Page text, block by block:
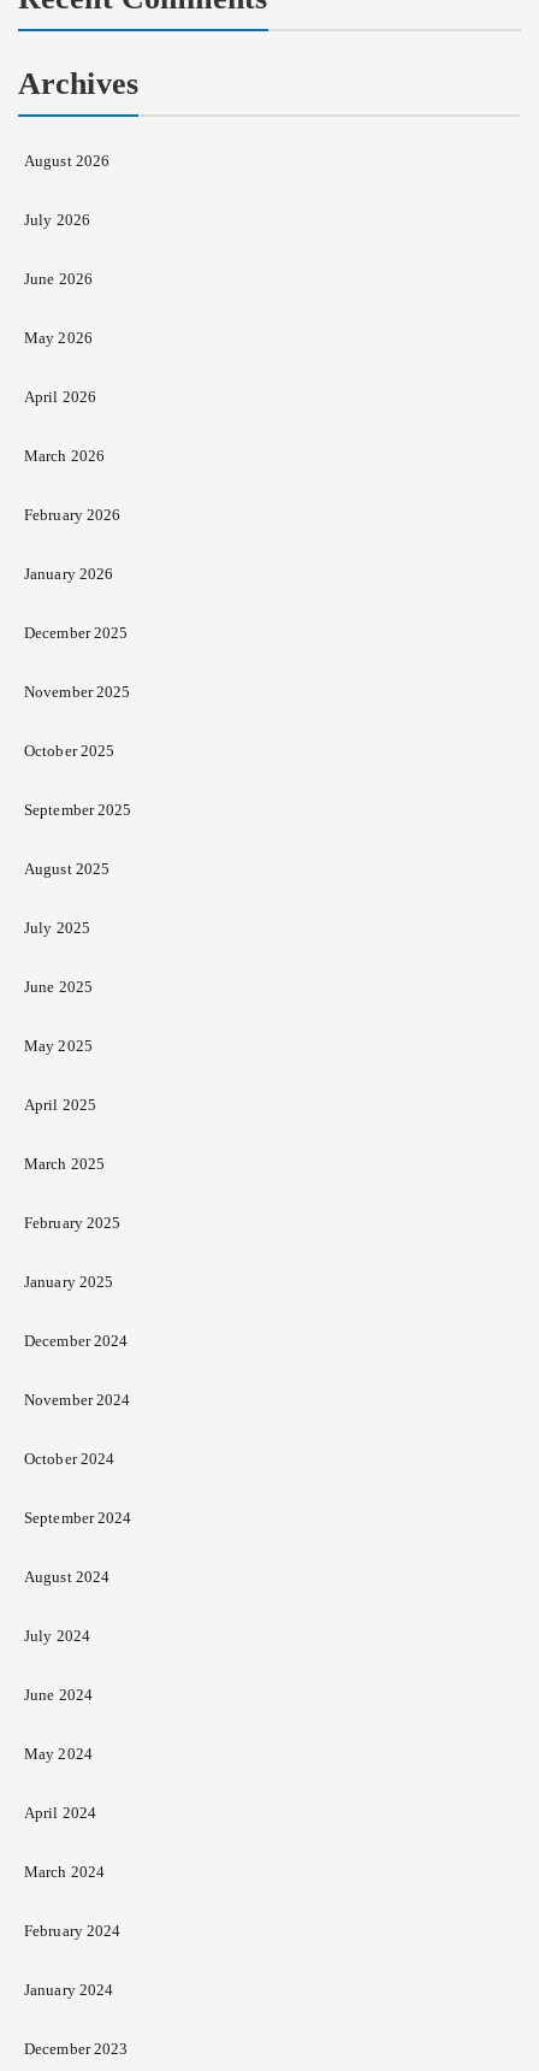
Archives
August 2026
July 2026
June 2026
May 2026
April 2026
March 2026
February 2026
January 2026
December 2025
November 2025
October 2025
September 2025
August 2025
July 2025
June 2025
May 2025
April 2025
March 2025
February 2025
January 2025
December 2024
November 2024
October 2024
September 2024
August 2024
July 2024
June 2024
May 2024
April 2024
March 2024
February 2024
January 2024
December 2023